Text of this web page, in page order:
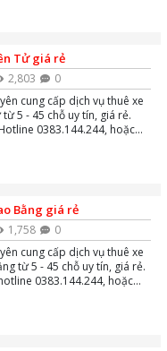
Tử giá rẻ
2,803
0
cung cấp dịch vụ thuê xe
từ 5 - 45 chỗ uy tín, giá rẻ.
0383.144.244, hoặc
Bằng giá rẻ
1,758
0
cung cấp dịch vụ thuê xe
từ 5 - 45 chỗ uy tín, giá rẻ.
0383.144.244, hoặc